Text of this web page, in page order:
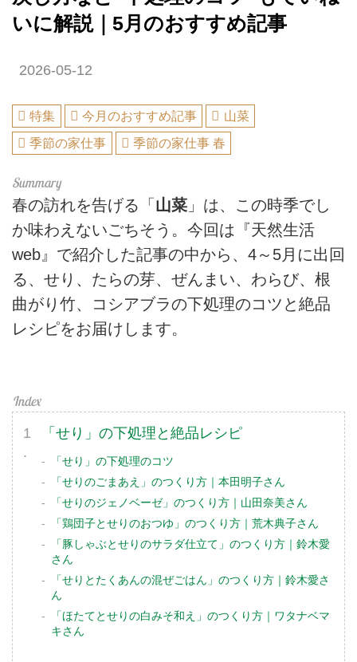
いに解説｜5月のおすすめ記事
2026-05-12
特集 今月のおすすめ記事
山菜
季節の家仕事
季節の家仕事 春
春の訪れを告げる「山菜 」は、この時季でし
か味わえないごちそう。今回は『天然生活
web』で紹介した記事の中から、4～5月に出回
る、せり、たらの芽、ぜんまい、わらび、根
曲がり竹、コシアブラの下処理のコツと絶品
レシピをお届けします。
「せり」の下処理と絶品レシピ
「せり」の下処理のコツ
「せりのごまあえ」のつくり方｜本田明子さん
「せりのジェノベーゼ」のつくり方｜山田奈美さん
「鶏団子とせりのおつゆ」のつくり方｜荒木典子さん
「豚しゃぶとせりのサラダ仕立て」のつくり方｜鈴木愛
さん
「せりとたくあんの混ぜごはん」のつくり方｜鈴木愛さ
ん
「ほたてとせりの白みそ和え」のつくり方｜ワタナベマ
キさん